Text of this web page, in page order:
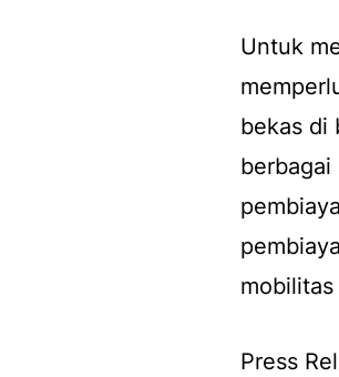
Untuk
bekas di
Press